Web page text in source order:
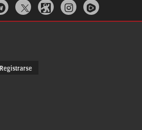
  
Registrarse